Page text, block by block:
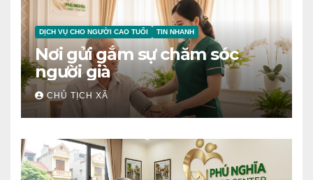
DỊCH VỤ CHO NGƯỜI CAO TUỔI TIN NHANH
Nơi gửi gắm sự chăm sóc
người già
CHỦ TỊCH XÃ